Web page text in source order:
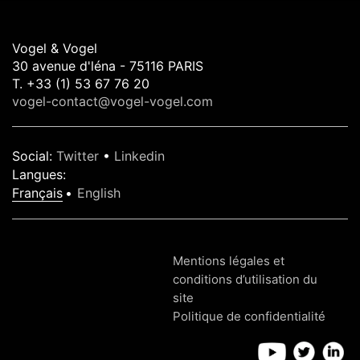
Vogel & Vogel
30 avenue d'léna - 75116 PARIS
T. +33 (1) 53 67 76 20
vogel-contact@vogel-vogel.com
Social: Twitter • Linkedin
Langues:
Français
English
Mentions légales et
conditions d’utilisation du
site
Politique de confidentialité